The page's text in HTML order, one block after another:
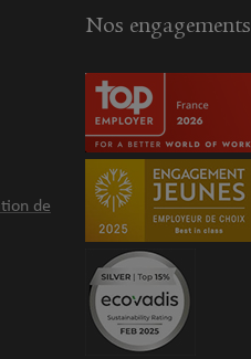
de
Nos engagements